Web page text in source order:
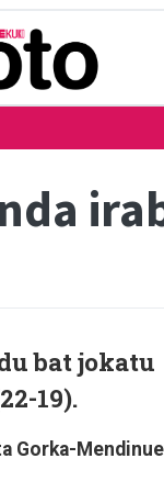
bat jokatu
19).
Gorka-